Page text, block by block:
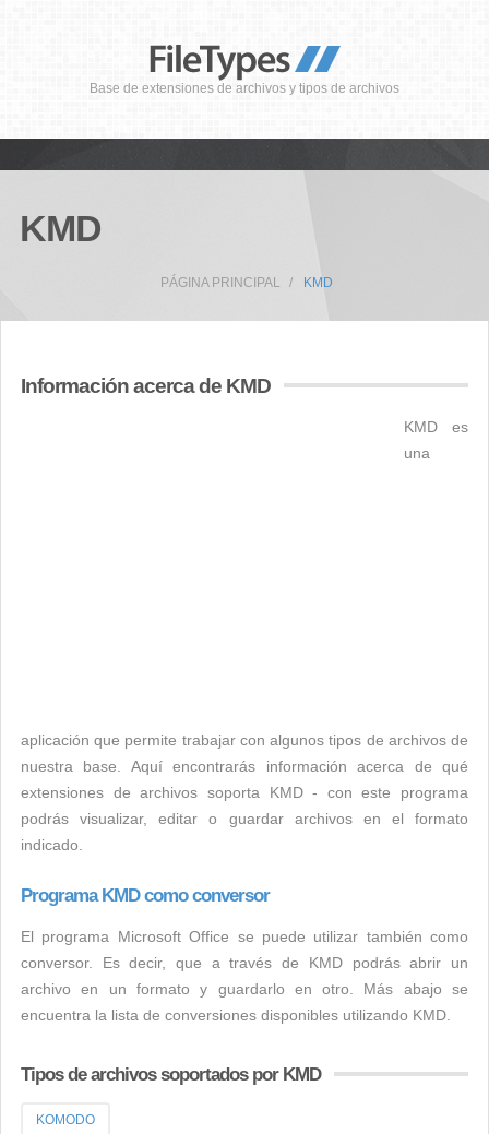
Base de extensiones de archivos y tipos de archivos
KMD
PÁGINA PRINCIPAL KMD
Información acerca de KMD
KMD es
una
aplicación que permite trabajar con algunos tipos de archivos de
nuestra base. Aquí encontrarás información acerca de qué
extensiones de archivos soporta KMD - con este programa
podrás visualizar, editar o guardar archivos en el formato
indicado.
Programa KMD como conversor
El programa Microsoft Office se puede utilizar también como
conversor. Es decir, que a través de KMD podrás abrir un
archivo en un formato y guardarlo en otro. Más abajo se
encuentra la lista de conversiones disponibles utilizando KMD.
Tipos de archivos soportados por KMD
KOMODO